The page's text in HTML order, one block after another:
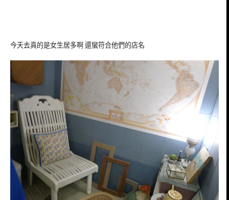
今天去真的是女生居多啊 還蠻符合他們的店名